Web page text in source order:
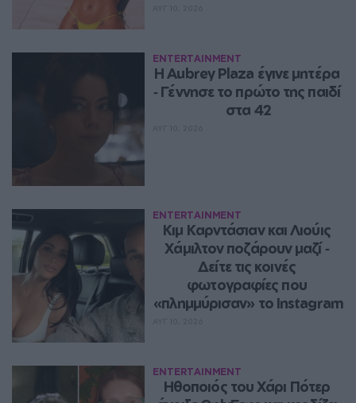
ENTERTAINMENT
Η Aubrey Plaza έγινε μητέρα
‑ Γέννησε το πρώτο της παιδί
στα 42
ENTERTAINMENT
Κιμ Καρντάσιαν και Λιούις
Χάμιλτον ποζάρουν μαζί ‑
Δείτε τις κοινές
φωτογραφίες που
«πλημμύρισαν» το Instagram
ENTERTAINMENT
Ηθοποιός του Χάρι Πότερ